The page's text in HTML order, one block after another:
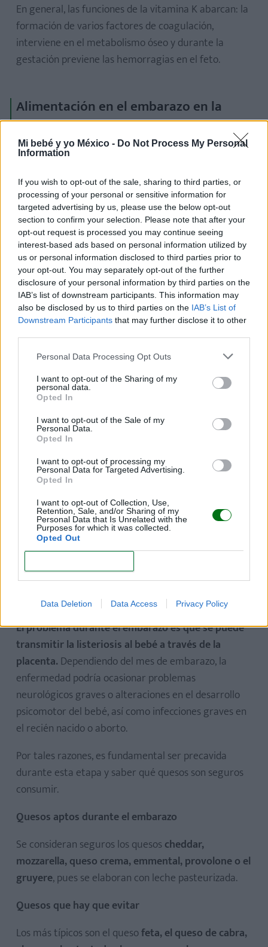
Mi bebé y yo México - Do Not Process My Personal
Information
If you wish to opt-out of the sale, sharing to third parties, or
processing of your personal or sensitive information for
targeted advertising by us, please use the below opt-out
section to confirm your selection. Please note that after your
opt-out request is processed you may continue seeing
interest-based ads based on personal information utilized by
us or personal information disclosed to third parties prior to
your opt-out. You may separately opt-out of the further
disclosure of your personal information by third parties on the
IAB’s list of downstream participants. This information may
also be disclosed by us to third parties on the IAB’s List of
Downstream Participants that may further disclose it to other
Personal Data Processing Opt Outs
I want to opt-out of the Sharing of my
personal data.
Opted In
I want to opt-out of the Sale of my
Personal Data.
Opted In
I want to opt-out of processing my
Personal Data for Targeted Advertising.
Opted In
I want to opt-out of Collection, Use,
Retention, Sale, and/or Sharing of my
Personal Data that Is Unrelated with the
Purposes for which it was collected.
Opted Out
Data Deletion Data Access Privacy Policy
En general, las funciones de la vitamina K abarcan: la
formación de varios factores de coagulación,
interviene en el metabolismo óseo y durante la
gestación previene las hemorragias en el feto.
Alimentación en el embarazo en la
semana 26
Quesos
¿Te habías preguntado si es seguro consumir
queso durante el embarazo?Aunque el queso es
una fuente importante de calcio, hay que aprender a
discriminar qué tipos son seguros y cuáles deben
evitarse.
Debido a que la futura mamá necesita tener una
buena reserva de calcio en su organismo, los
especialistas no recomiendan eliminar el el consumo
de queso durante el embarazo.
No obstante,lo que sí está prohibido es consumir
quesos elaborados con leche cruda.
Cualquier
queso que se consuma durante la gestación debe
estar elaborado con leche pasteurizada.
están contraindicados los quesos blancos madurados.
Principalmente, el riesgo de que el alimento esté
contaminado con la bacteria
monocytogenes, que muere con el calor (a partir de
los 75 ºC), pero es capaz de sobrevivir a bajas
temperaturas. Esta bacteria ocasiona una
enfermedad conocida comolisteriosis, cuyos
síntomas se asemejan a los de la gripa, aunque en
casos más graves puede provocar meningitis u otras
infecciones que, si no se tratan, pueden ser mortales.
El problema durante el embarazo es que se puede
transmitir la listeriosis al bebé a través de la
placenta. Dependiendo del mes de embarazo, la
enfermedad podría ocasionar problemas
neurológicos graves o alteraciones en el desarrollo
psicomotor del bebé, así como infecciones graves en
el recién nacido o aborto.
Por tales razones, es fundamental ser precavida
durante esta etapa y saber qué quesos son seguros
consumir.
Quesos aptos durante el embarazo
Se consideran seguros los quesos cheddar,
mozzarella, queso crema, emmental, provolone o el
gruyere, pues se elaboran con leche pasteurizada.
Quesos que hay que evitar
Los más típicos son el quesofeta, el queso de cabra,